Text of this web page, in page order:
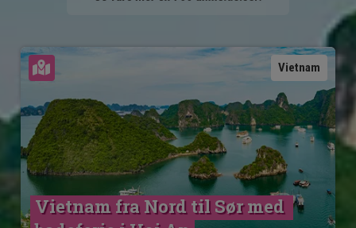
Vietnam
Vietnam fra Nord til Sør med